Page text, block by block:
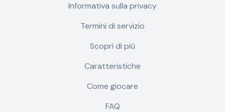
Informativa sulla privacy
Termini di servizio
Scopri di più
Caratteristiche
Come giocare
FAQ